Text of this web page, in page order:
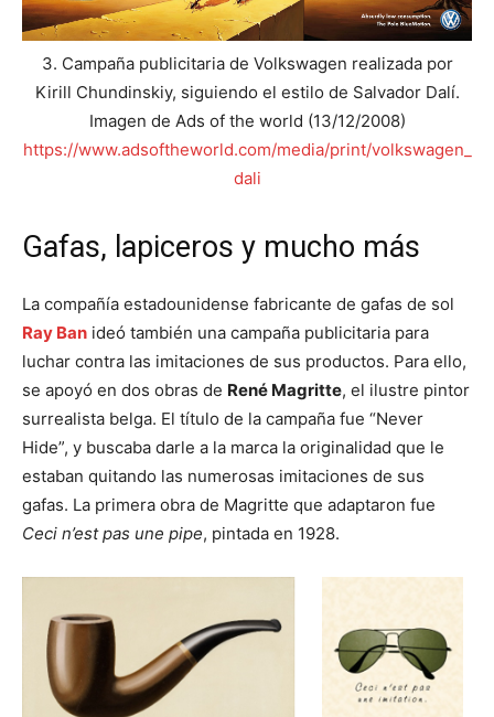
3. Campaña publicitaria de Volkswagen realizada por
Kirill Chundinskiy, siguiendo el estilo de Salvador Dalí.
Imagen de Ads of the world (13/12/2008)
https://www.adsoftheworld.com/media/print/volkswagen_
dali
Gafas, lapiceros y mucho más
La compañía estadounidense fabricante de gafas de sol
Ray Ban ideó también una campaña publicitaria para
luchar contra las imitaciones de sus productos. Para ello,
se apoyó en dos obras de René Magritte, el ilustre pintor
surrealista belga. El título de la campaña fue “Never
Hide”, y buscaba darle a la marca la originalidad que le
estaban quitando las numerosas imitaciones de sus
gafas. La primera obra de Magritte que adaptaron fue
Ceci n’est pas une pipe, pintada en 1928.